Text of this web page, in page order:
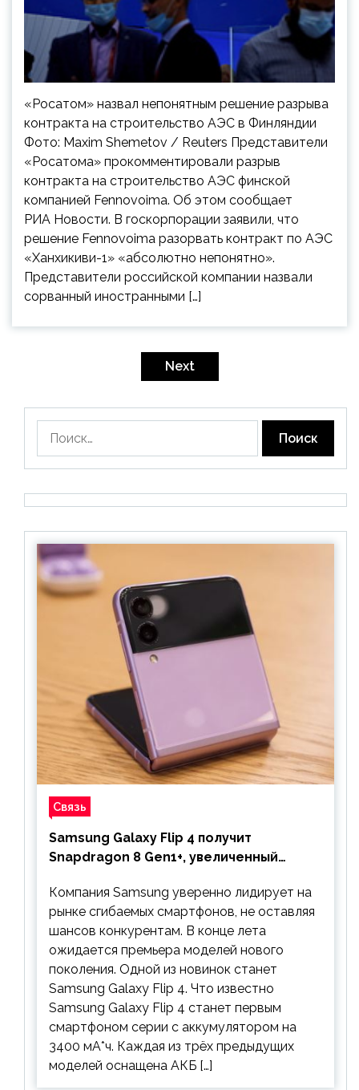
«Росатом» назвал непонятным решение разрыва
контракта на строительство АЭС в Финляндии
Фото: Maxim Shemetov / Reuters Представители
«Росатома» прокомментировали разрыв
контракта на строительство АЭС финской
компанией Fennovoima. Об этом сообщает
РИА Новости. В госкорпорации заявили, что
решение Fennovoima разорвать контракт по АЭС
«Ханхикиви-1» «абсолютно непонятно».
Представители российской компании назвали
сорванный иностранными […]
Next
Связь
Samsung Galaxy Flip 4 получит
Snapdragon 8 Gen1+, увеличенный
предшественника
Компания Samsung уверенно лидирует на
рынке сгибаемых смартфонов, не оставляя
шансов конкурентам. В конце лета
ожидается премьера моделей нового
поколения. Одной из новинок станет
Samsung Galaxy Flip 4. Что известно
Samsung Galaxy Flip 4 станет первым
смартфоном серии с аккумулятором на
3400 мА*ч. Каждая из трёх предыдущих
моделей оснащена АКБ […]